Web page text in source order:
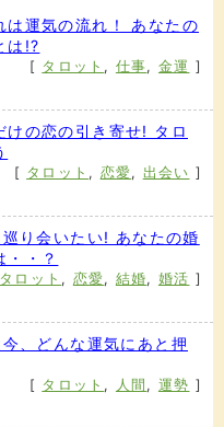
は運気の流れ！ あなたの
は!?
[ タロット , 仕事, 金運 ]
けの恋の引き寄せ! タロ
[ タロット , 恋愛, 出会い ]
巡り会いたい! あなたの婚
・・？
タロット , 恋愛, 結婚, 婚活 ]
、どんな運気にあと押
[ タロット , 人間 , 運勢 ]